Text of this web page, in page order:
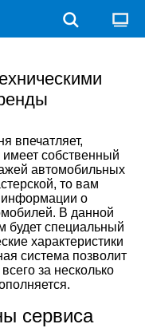
впечатляет,
имеет собственный
автомобильных
то вам
информации о
В данной
будет специальный
характеристики
система позволит
за несколько
сервиса